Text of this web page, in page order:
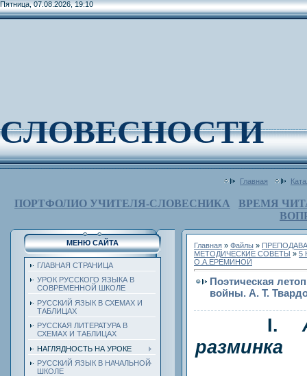
Пятница, 07.08.2026, 19:10
СЛОВЕСНОСТИ
Главная
ПОРТФОЛИО УЧИТЕЛЯ-СЛОВЕСНИКА
ВРЕМЯ
МЕНЮ САЙТА
ГЛАВНАЯ СТРАНИЦА
УРОК РУССКОГО ЯЗЫКА В
СОВРЕМЕННОЙ ШКОЛЕ
РУССКИЙ ЯЗЫК В СХЕМАХ И
ТАБЛИЦАХ
РУССКАЯ ЛИТЕРАТУРА В
СХЕМАХ И ТАБЛИЦАХ
НАГЛЯДНОСТЬ НА УРОКЕ
РУССКИЙ ЯЗЫК В НАЧАЛЬНОЙ
ШКОЛЕ
Главная » Файлы »
МЕТОДИЧЕСКИЕ СОВЕТЫ » 5
О.А.ЕРЕМИНОЙ
Поэтическая
войны. А. Т.
I.
разминка